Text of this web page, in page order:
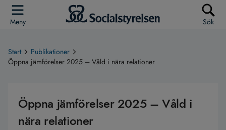
Meny Sök
Start
Publikationer
Öppna jämförelser 2025 – Våld i nära relationer
Öppna jämförelser 2025 – Våld i
nära relationer